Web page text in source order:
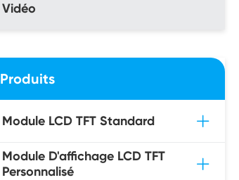
Vidéo
Produits
Module LCD TFT Standard
Module D'affichage LCD TFT
Personnalisé